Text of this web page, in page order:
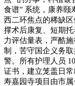
食谱” 系统，康养颐
西二环焦点的稀缺
撑术后康复、短期
力评估量表，严酷
制，苦守国企义务
警。所有护理人员
证书，建立笼盖日
寿嘉园寺项目由市